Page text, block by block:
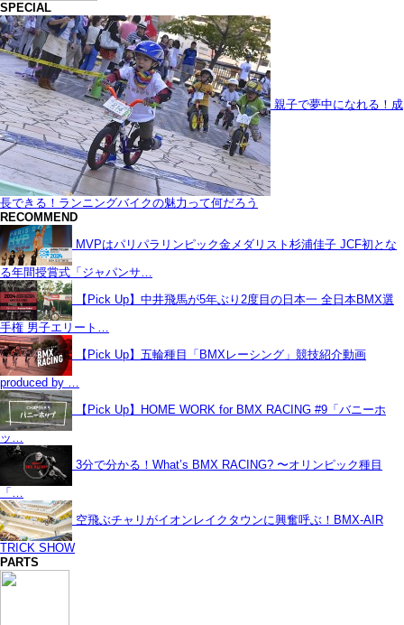
SPECIAL
親子で夢中になれる！成
長できる！ランニングバイクの魅力って何だろう
RECOMMEND
MVPはパリパラリンピック金メダリスト杉浦佳子 JCF初とな
る年間授賞式「ジャパンサ…
【Pick Up】中井飛馬が5年ぶり2度目の日本一 全日本BMX選
手権 男子エリート…
【Pick Up】五輪種目「BMXレーシング」競技紹介動画
produced by …
【Pick Up】HOME WORK for BMX RACING #9「バニーホ
ッ…
3分で分かる！What’s BMX RACING? 〜オリンピック種目
「…
空飛ぶチャリがイオンレイクタウンに興奮呼ぶ！BMX-AIR
TRICK SHOW
PARTS